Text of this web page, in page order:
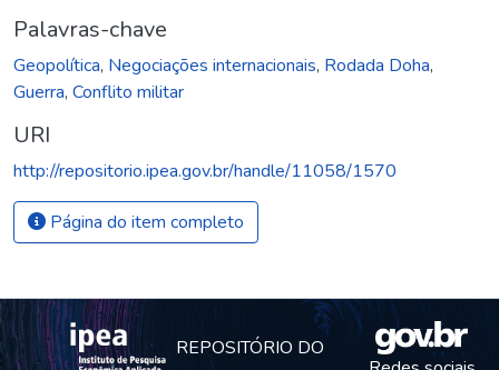
Palavras-chave
Geopolítica, Negociações internacionais, Rodada Doha,
Guerra, Conflito militar
URI
http://repositorio.ipea.gov.br/handle/11058/1570
Página do item completo
REPOSITÓRIO DO